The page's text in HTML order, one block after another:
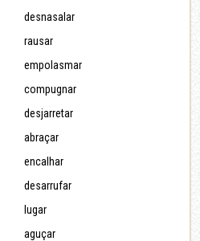
desnasalar
rausar
empolasmar
compugnar
desjarretar
abraçar
encalhar
desarrufar
lugar
aguçar